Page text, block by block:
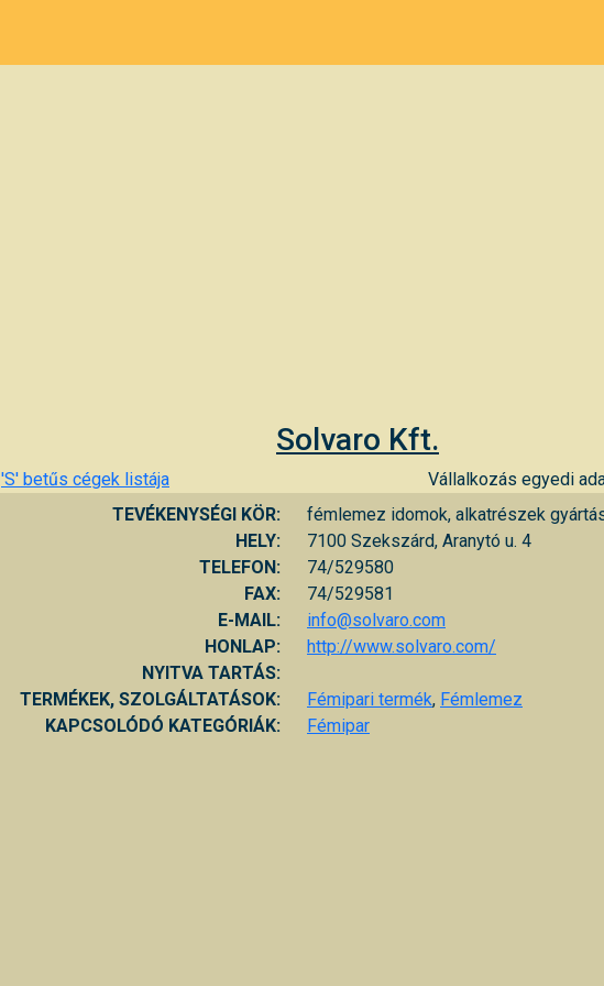
Solvaro Kft.
'S' betűs cégek listája
Vállalkozás egyedi
TEVÉKENYSÉGI KÖR:
fémlemez idomok, alkatrészek
HELY:
7100 Szekszárd, Aranytó u. 4
TELEFON:
74/529580
FAX:
74/529581
E-MAIL:
info@solvaro.com
HONLAP:
http://www.solvaro.com/
NYITVA TARTÁS:
TERMÉKEK, SZOLGÁLTATÁSOK:
Fémipari termék, Fémlemez
KAPCSOLÓDÓ KATEGÓRIÁK:
Fémipar